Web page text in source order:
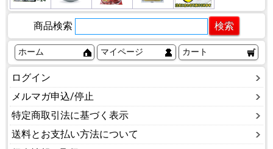
商品検索
ホーム マイページ カート
ログイン
メルマガ申込/停止
特定商取引法に基づく表示
送料とお支払い方法について